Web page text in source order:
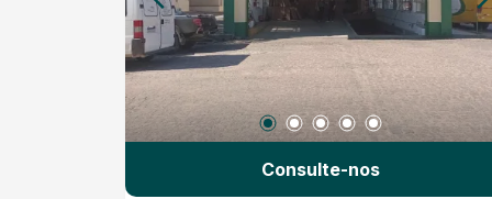
Consulte-nos